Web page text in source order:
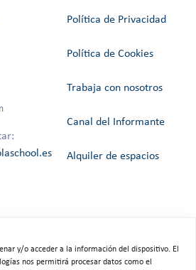
y/o acceder a la información del dispositivo. El
nos permitirá procesar datos como el
Política de Privacidad
Política de Cookies
Trabaja con nosotros
Canal del Informante
Alquiler de espacios